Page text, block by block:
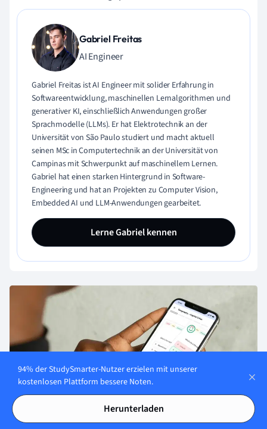
Gabriel Freitas
AI Engineer
Gabriel Freitas ist AI Engineer mit solider Erfahrung in
Softwareentwicklung, maschinellen Lernalgorithmen und
generativer KI, einschließlich Anwendungen großer
Sprachmodelle (LLMs). Er hat Elektrotechnik an der
Universität von São Paulo studiert und macht aktuell
seinen MSc in Computertechnik an der Universität von
Campinas mit Schwerpunkt auf maschinellem Lernen.
Gabriel hat einen starken Hintergrund in Software-
Engineering und hat an Projekten zu Computer Vision,
Embedded AI und LLM-Anwendungen gearbeitet.
Lerne Gabriel kennen
94% der StudySmarter-Nutzer erzielen mit unserer
kostenlosen Plattform bessere Noten.
Herunterladen